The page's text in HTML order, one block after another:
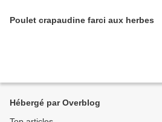
Poulet crapaudine farci aux herbes
Hébergé par Overblog